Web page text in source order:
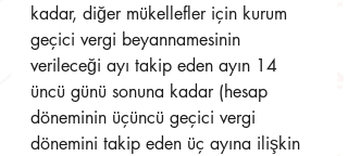
kadar, diğer mükellefler için kurum
geçici vergi beyannamesinin
verileceği ayı takip eden ayın 14
üncü günü sonuna kadar (hesap
döneminin üçüncü geçici vergi
dönemini takip eden üç ayına ilişkin